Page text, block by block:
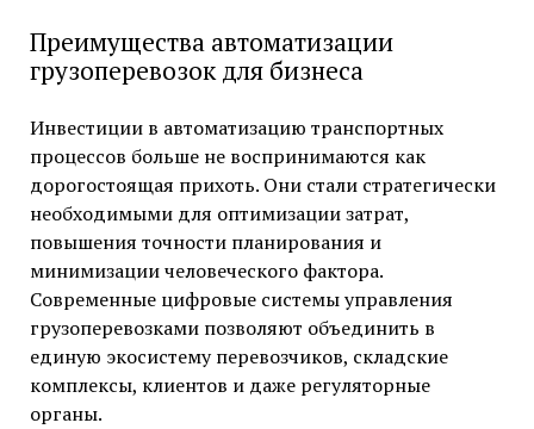
Преимущества автоматизации
грузоперевозок для бизнеса
Инвестиции в автоматизацию транспортных
процессов больше не воспринимаются как
дорогостоящая прихоть. Они стали стратегически
необходимыми для оптимизации затрат,
повышения точности планирования и
минимизации человеческого фактора.
Современные цифровые системы управления
грузоперевозками позволяют объединить в
единую экосистему перевозчиков, складские
комплексы, клиентов и даже регуляторные
органы.